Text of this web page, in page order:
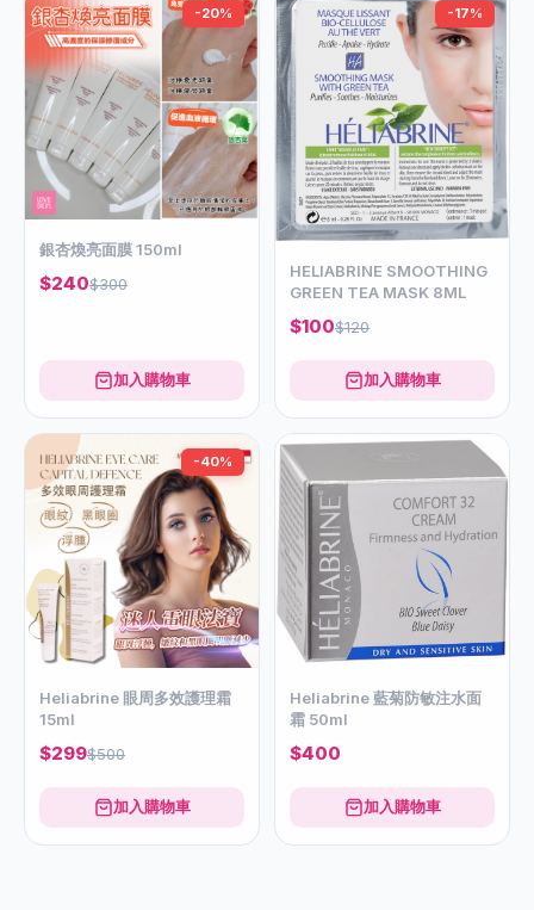
-20%
銀杏煥亮面膜 150ml
$240$300
加入購物車
-17%
HELIABRINE SMOOTHING
GREEN TEA MASK 8ML
$100$120
加入購物車
-40%
Heliabrine 眼周多效護理霜
15ml
$299$500
加入購物車
Heliabrine 藍菊防敏注水面
霜 50ml
$400
加入購物車